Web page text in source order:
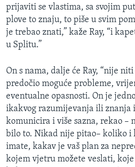
prijaviti se vlastima, sa svojim
plove to znaju, to piše u svim
je trebao znati,” kaže Ray, “i
u Splitu.”
On s nama, dalje će Ray, “nije
predočio moguće probleme,
eventualne opasnosti. On je
ikakvog razumijevanja ili znanja
komunicira i više sazna, rekao –
bilo to. Nikad nije pitao– koliko i
imate, kakav je vaš plan za
kojem vjetru možete veslati,